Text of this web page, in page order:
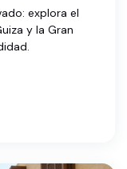
explora el
y la Gran